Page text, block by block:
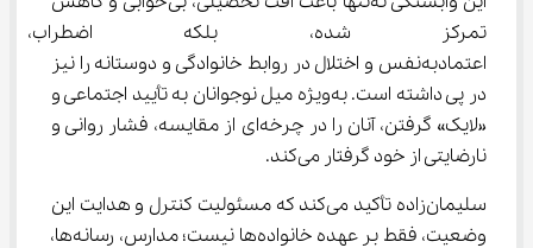
تمرکز شده، بلکه
اعتمادبه‌نفس و اختلال در روابط خانوادگی و دوستانه را نیز
در پی داشته است. به‌ویژه میل نوجوانان به تأیید اجتماعی و
«لایک» گرفتن، آنان را در چرخه‌ای از مقایسه، فشار روانی و
نارضایتی از خود گرفتار می‌کند.
سلیمان‌زاده تأکید می‌کند که مسئولیت کنترل و هدایت این
وضعیت، فقط بر عهده خانواده‌ها نیست؛ مدارس، رسانه‌ها،